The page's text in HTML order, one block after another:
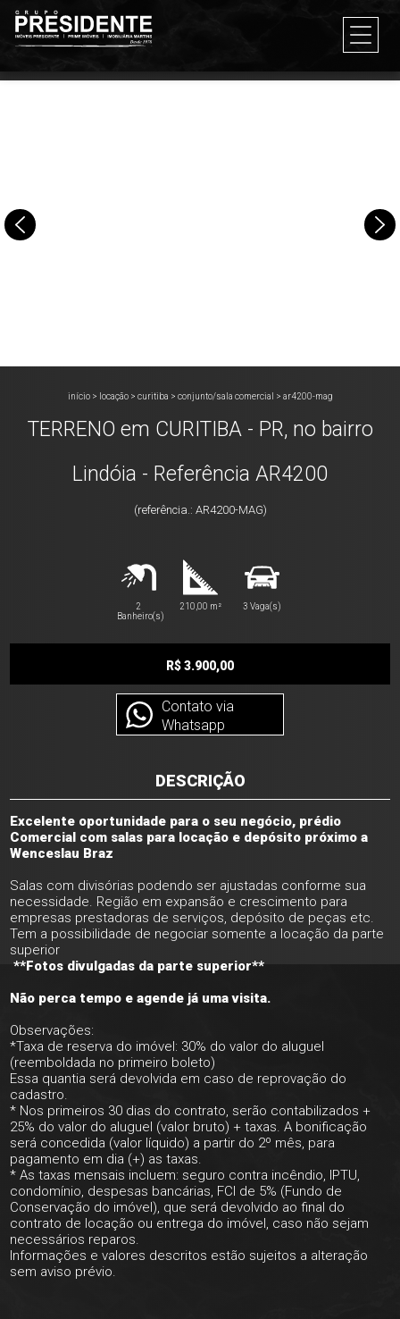
início> locação> curitiba > conjunto/sala comercial > ar4200-mag
TERRENO em CURITIBA - PR, no bairro
Lindóia - Referência AR4200
(referência.: AR4200-MAG)
2
Banheiro(s)
210,00 m² 3 Vaga(s)
R$ 3.900,00
Contato via
Whatsapp
DESCRIÇÃO
Excelente oportunidade para o seu negócio, prédio
Comercial com salas para locação e depósito próximo a
Wenceslau Braz
Salas com divisórias podendo ser ajustadas conforme sua
necessidade. Região em expansão e crescimento para
empresas prestadoras de serviços, depósito de peças etc.
Tem a possibilidade de negociar somente a locação da parte
superior
**Fotos divulgadas da parte superior**
Não perca tempo e agende já uma visita.
Observações:
*Taxa de reserva do imóvel: 30% do valor do aluguel
(reemboldada no primeiro boleto)
Essa quantia será devolvida em caso de reprovação do
cadastro.
* Nos primeiros 30 dias do contrato, serão contabilizados +
25% do valor do aluguel (valor bruto) + taxas. A bonificação
será concedida (valor líquido) a partir do 2º mês, para
pagamento em dia (+) as taxas.
* As taxas mensais incluem: seguro contra incêndio, IPTU,
condomínio, despesas bancárias, FCI de 5% (Fundo de
Conservação do imóvel), que será devolvido ao final do
contrato de locação ou entrega do imóvel, caso não sejam
necessários reparos.
Informações e valores descritos estão sujeitos a alteração
sem aviso prévio.